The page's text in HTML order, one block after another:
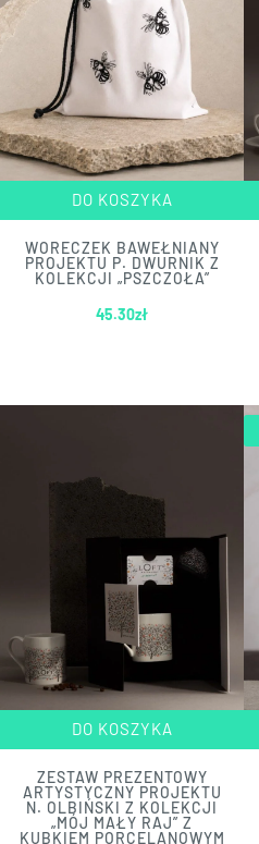
DO KOSZYKA
WORECZEK BAWEŁNIANY
PROJEKTU P. DWURNIK Z
KOLEKCJI „PSZCZOŁA”
45.30zł
DO KOSZYKA
ZESTAW PREZENTOWY
ARTYSTYCZNY PROJEKTU
N. OLBIŃSKI Z KOLEKCJI
„MÓJ MAŁY RAJ” Z
KUBKIEM PORCELANOWYM